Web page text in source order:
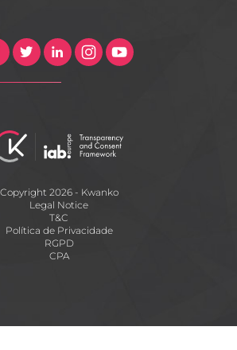
Copyright 2026 - Kwanko
Legal Notice
T&C
Política de Privacidade
RGPD
CPA